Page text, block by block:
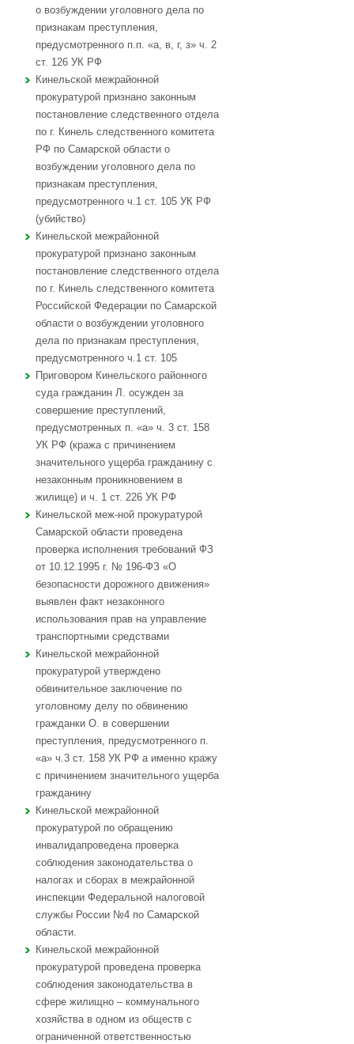
о возбуждении уголовного дела по
признакам преступления,
предусмотренного п.п. «а, в, г, з» ч. 2
ст. 126 УК РФ
Кинельской межрайонной
прокуратурой признано законным
постановление следственного отдела
по г. Кинель следственного комитета
РФ по Самарской области о
возбуждении уголовного дела по
признакам преступления,
предусмотренного ч.1 ст. 105 УК РФ
(убийство)
Кинельской межрайонной
прокуратурой признано законным
постановление следственного отдела
по г. Кинель следственного комитета
Российской Федерации по Самарской
области о возбуждении уголовного
дела по признакам преступления,
предусмотренного ч.1 ст. 105
Приговором Кинельского районного
суда гражданин Л. осужден за
совершение преступлений,
предусмотренных п. «а» ч. 3 ст. 158
УК РФ (кража с причинением
значительного ущерба гражданину с
незаконным проникновением в
жилище) и ч. 1 ст. 226 УК РФ
Кинельской меж-ной прокуратурой
Самарской области проведена
проверка исполнения требований ФЗ
от 10.12.1995 г. № 196-ФЗ «О
безопасности дорожного движения»
выявлен факт незаконного
использования прав на управление
транспортными средствами
Кинельской межрайонной
прокуратурой утверждено
обвинительное заключение по
уголовному делу по обвинению
гражданки О. в совершении
преступления, предусмотренного п.
«а» ч.3 ст. 158 УК РФ а именно кражу
с причинением значительного ущерба
гражданину
Кинельской межрайонной
прокуратурой по обращению
инвалидапроведена проверка
соблюдения законодательства о
налогах и сборах в межрайонной
инспекции Федеральной налоговой
службы России №4 по Самарской
области.
Кинельской межрайонной
прокуратурой проведена проверка
соблюдения законодательства в
сфере жилищно – коммунального
хозяйства в одном из обществ с
ограниченной ответственностью